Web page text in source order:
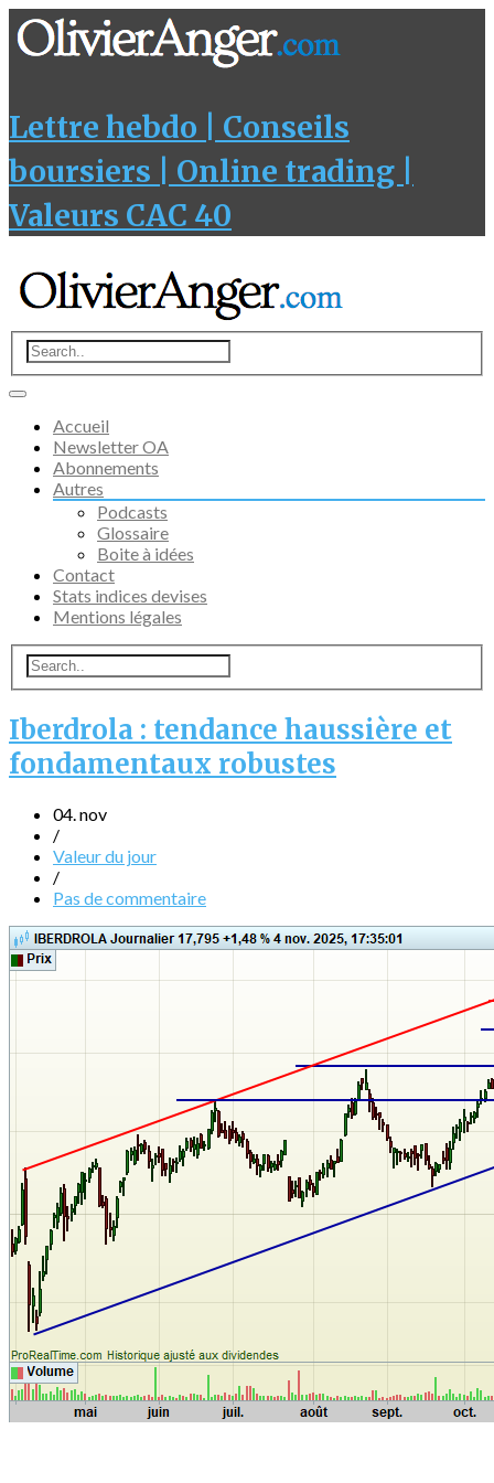
Lettre hebdo | Conseils
boursiers | Online trading |
Valeurs CAC 40
Accueil
Newsletter OA
Abonnements
Autres
Podcasts
Glossaire
Boite à idées
Contact
Stats indices devises
Mentions légales
Iberdrola : tendance haussière et
fondamentaux robustes
04. nov
/
Valeur du jour
/
Pas de commentaire